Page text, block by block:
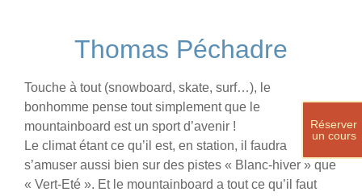
Réserver
un cours
Thomas Péchadre
Touche à tout (snowboard, skate, surf…), le
bonhomme pense tout simplement que le
mountainboard est un sport d’avenir !
Le climat étant ce qu’il est, en station, il faudra
s’amuser aussi bien sur des pistes « Blanc-hiver » que
« Vert-Eté ». Et le mountainboard a tout ce qu’il faut